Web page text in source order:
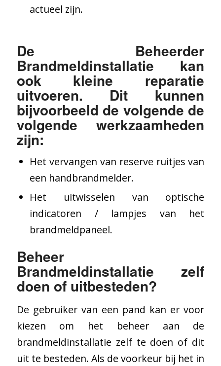
actueel zijn.
De Beheerder
Brandmeldinstallatie kan
ook kleine reparatie
uitvoeren. Dit kunnen
bijvoorbeeld de volgende de
volgende werkzaamheden
zijn:
Het vervangen van reserve ruitjes van
een handbrandmelder.
Het uitwisselen van optische
indicatoren / lampjes van het
brandmeldpaneel.
Beheer
Brandmeldinstallatie zelf
doen of uitbesteden?
De gebruiker van een pand kan er voor
kiezen om het beheer aan de
brandmeldinstallatie zelf te doen of dit
uit te besteden. Als de voorkeur bij het in